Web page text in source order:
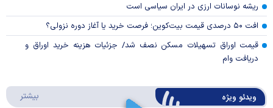
ریشه نوسانات ارزی در ایران سیاسی است
افت ۵۰ درصدی قیمت بیت‌کوین؛ فرصت خرید یا آغاز دوره نزولی؟
قیمت اوراق تسهیلات مسکن نصف شد/ جزئیات هزینه خرید اوراق و
دریافت وام
ویدئو ویژه بیشتر